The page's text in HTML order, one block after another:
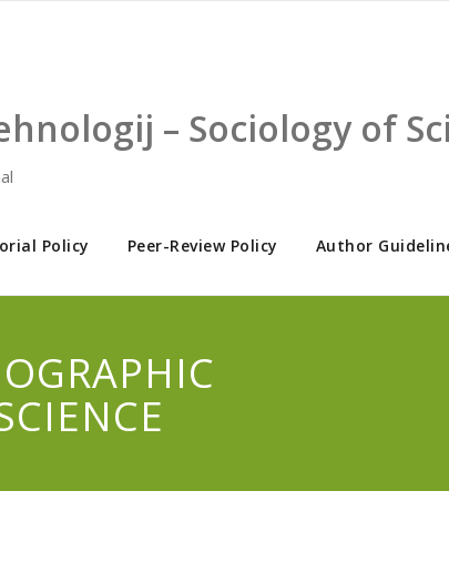
– Sociology of
Policy Peer-Review Policy Author